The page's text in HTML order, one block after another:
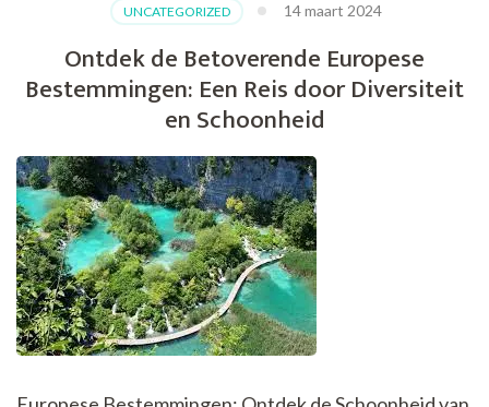
UNCATEGORIZED 14 maart 2024
Ontdek de Betoverende Europese
Bestemmingen: Een Reis door Diversiteit
en Schoonheid